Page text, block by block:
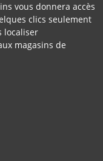
vous donnera accès
clics seulement
localiser
magasins de